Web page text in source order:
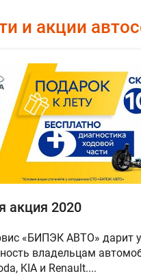
и акции
акция 2020
«БИПЭК АВТО» дарит
владельцам
KIA и Renault....